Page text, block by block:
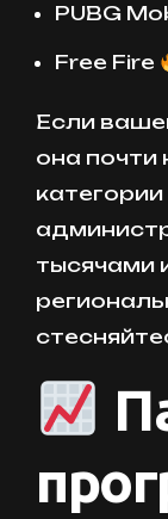
PUBG
Free Fire
Если
она почти
тысячами